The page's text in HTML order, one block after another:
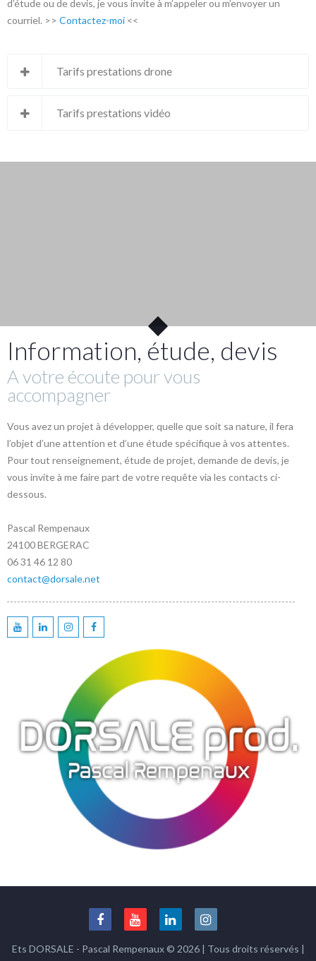
d’étude ou de devis, je vous invite à m’appeler ou m’envoyer un
courriel. >> Contactez-moi <<
Tarifs prestations drone
Tarifs prestations vidéo
Information, étude, devis
A votre écoute pour vous
accompagner
Vous avez un projet à développer, quelle que soit sa nature, il fera
l’objet d’une attention et d’une étude spécifique à vos attentes.
Pour tout renseignement, étude de projet, demande de devis, je
vous invite à me faire part de votre requête via les contacts ci-
dessous.
Pascal Rempenaux
24100 BERGERAC
06 31 46 12 80
contact@dorsale.net
Ets DORSALE - Pascal Rempenaux © 2026 | Tous droits réservés |